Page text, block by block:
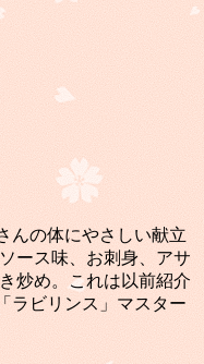
んの体にやさしい献立
ース味、お刺身、アサ
炒め。これは以前紹介
ラビリンス」マスター